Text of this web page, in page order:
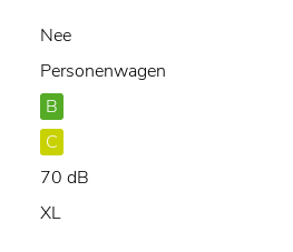
Nee
Personenwagen
B
C
70 dB
XL